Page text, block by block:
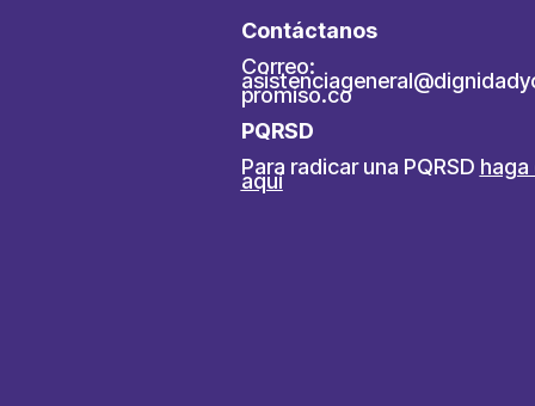
Contáctanos
Correo:
promiso.co
PQRSD
Para radicar una PQRSD haga
aquí